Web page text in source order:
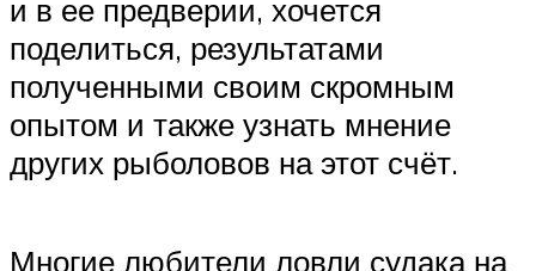
и в ее предверии, хочется
поделиться, результатами
полученными своим скромным
опытом и также узнать мнение
других рыболовов на этот счёт.
Многие любители ловли судака на